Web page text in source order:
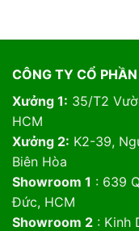
CÔNG TY CỔ
Xưởng 1: 35/T2
HCM
Xưởng 2: K2-39,
Biên Hòa
Showroom 1 : 639
Đức, HCM
Showroom 2: Kinh